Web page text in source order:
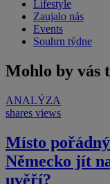
Lifestyle
Zaujalo nás
Events
Souhrn týdne
Mohlo by vás
ANALÝZA
shares views
Místo
Německo jít
uvěří?